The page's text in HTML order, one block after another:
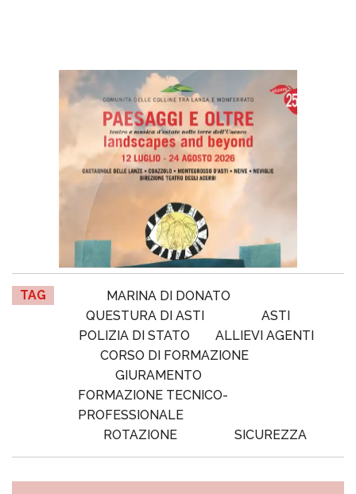
TAG
MARINA DI DONATO
QUESTURA DI ASTI
ASTI
POLIZIA DI STATO
ALLIEVI AGENTI
CORSO DI FORMAZIONE
GIURAMENTO
FORMAZIONE TECNICO-
PROFESSIONALE
ROTAZIONE
SICUREZZA